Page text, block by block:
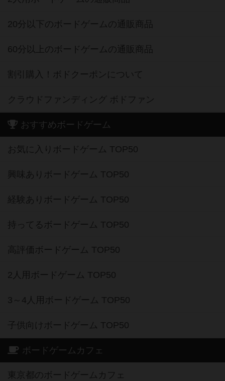
20分以下のボードゲームの通販商品
60分以上のボードゲームの通販商品
割引購入！ボドクーポンについて
クラウドファンディング ボドファン
おすすめボードゲーム
お気に入りボードゲーム TOP50
興味ありボードゲーム TOP50
経験ありボードゲーム TOP50
持ってるボードゲーム TOP50
高評価ボードゲーム TOP50
2人用ボードゲーム TOP50
3～4人用ボードゲーム TOP50
子供向けボードゲーム TOP50
ボードゲームカフェ
東京都のボードゲームカフェ